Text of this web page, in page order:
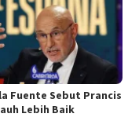
Fuente Sebut Prancis
Lebih Baik